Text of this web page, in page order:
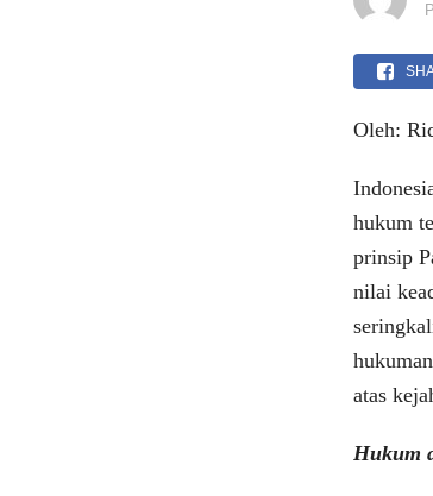
Oleh:
hukum
prinsip
nilai
atas
Hukum